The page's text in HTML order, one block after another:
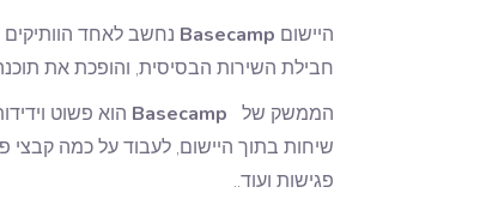
היישום Basecamp נחשב לאחד הוותיקים
חבילת השירות הבסיסית, והופכת את
הממשק של Basecamp הוא פשוט
פגישות ועוד..